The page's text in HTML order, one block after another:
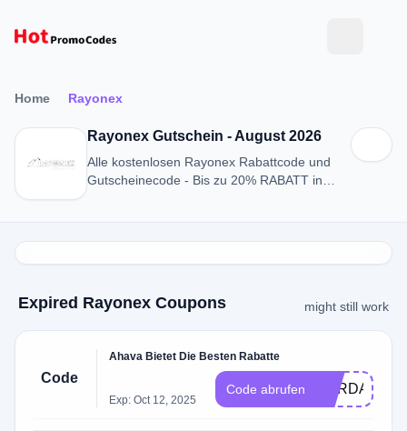
Home Rayonex
Rayonex Gutschein - August 2026
Alle kostenlosen Rayonex Rabattcode und
Gutscheinecode - Bis zu 20% RABATT in
Expired Rayonex Coupons might still work
Code
Ahava Bietet Die Besten Rabatte
Exp: Oct 12, 2025
Code abrufen BORDAY